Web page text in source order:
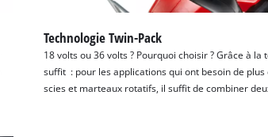
Technologie Twin-Pack
18 volts ou 36 volts ? Pourquoi choisir ? Grâce à
suffit : pour les applications qui ont besoin de
scies et marteaux rotatifs, il suffit de combiner